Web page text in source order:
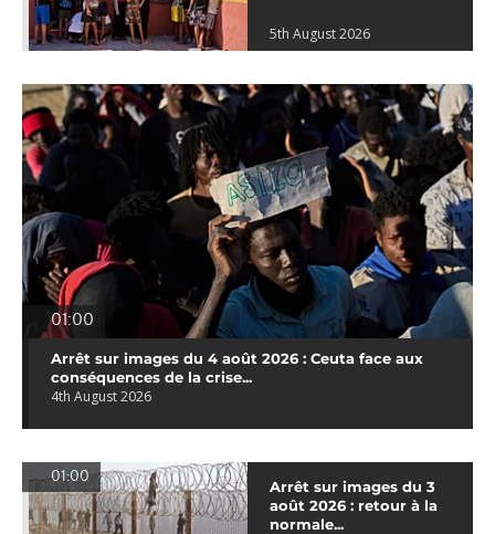
5th August 2026
01:00
Arrêt sur images du 4 août 2026 : Ceuta face aux
conséquences de la crise...
4th August 2026
01:00
Arrêt sur images du 3
août 2026 : retour à la
normale...